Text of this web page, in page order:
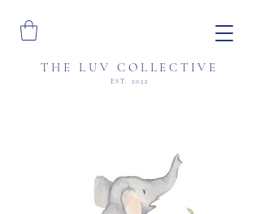
THE LUV COLLECTIVE
EST. 2022